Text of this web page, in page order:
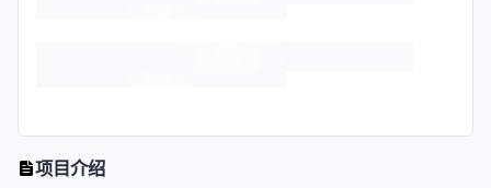
项目介绍